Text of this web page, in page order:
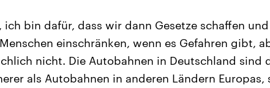
ich bin dafür, dass wir dann Gesetze schaffen
einschränken, wenn es Gefahren gibt,
nicht. Die Autobahnen in Deutschland sind
als Autobahnen in anderen Ländern Europas,